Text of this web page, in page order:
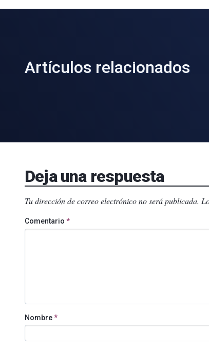
Artículos relacionados
Deja una respuesta
Tu dirección de correo electrónico no será publicada.
Comentario *
Nombre*